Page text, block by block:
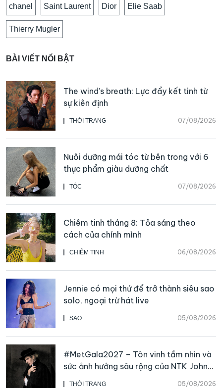
chanel Saint Laurent Dior Elie Saab
Thierry Mugler
BÀI VIẾT NỔI BẬT
THỜI TRANG 07/08/2026
The wind’s breath: Lực đẩy kết tinh từ
sự kiên định
TÓC 07/08/2026
Nuôi dưỡng mái tóc từ bên trong với 6
thực phẩm giàu dưỡng chất
CHIÊM TINH 06/08/2026
Chiêm tinh tháng 8: Tỏa sáng theo
cách của chính mình
SAO 05/08/2026
Jennie có mọi thứ để trở thành siêu sao
solo, ngoại trừ hát live
THỜI TRANG 05/08/2026
#MetGala2027 – Tôn vinh tầm nhìn và
sức ảnh hưởng sâu rộng của NTK John
Galliano